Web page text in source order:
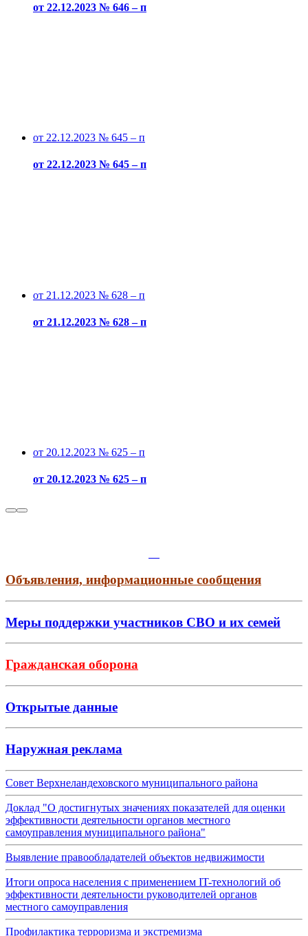
от 22.12.2023 № 646 – п
от 22.12.2023 № 645 – п
от 22.12.2023 № 645 – п
от 21.12.2023 № 628 – п
от 21.12.2023 № 628 – п
от 20.12.2023 № 625 – п
от 20.12.2023 № 625 – п
Объявления, информационные сообщения
Меры поддержки участников СВО и их семей
Гражданская оборона
Открытые данные
Наружная реклама
Совет Верхнеландеховского муниципального района
Доклад "О достигнутых значениях показателей для оценки
эффективности деятельности органов местного
самоуправления муниципального района"
Выявление правообладателей объектов недвижимости
Итоги опроса населения с применением IT-технологий об
эффективности деятельности руководителей органов
местного самоуправления
Профилактика терроризма и экстремизма